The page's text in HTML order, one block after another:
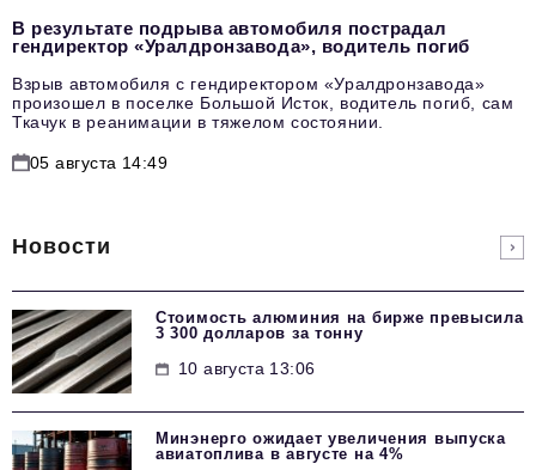
В результате подрыва автомобиля пострадал
гендиректор «Уралдронзавода», водитель погиб
Взрыв автомобиля с гендиректором «Уралдронзавода»
произошел в поселке Большой Исток, водитель погиб, сам
Ткачук в реанимации в тяжелом состоянии.
05 августа 14:49
Новости
Стоимость алюминия на бирже превысила
3 300 долларов за тонну
10 августа 13:06
Минэнерго ожидает увеличения выпуска
авиатоплива в августе на 4%